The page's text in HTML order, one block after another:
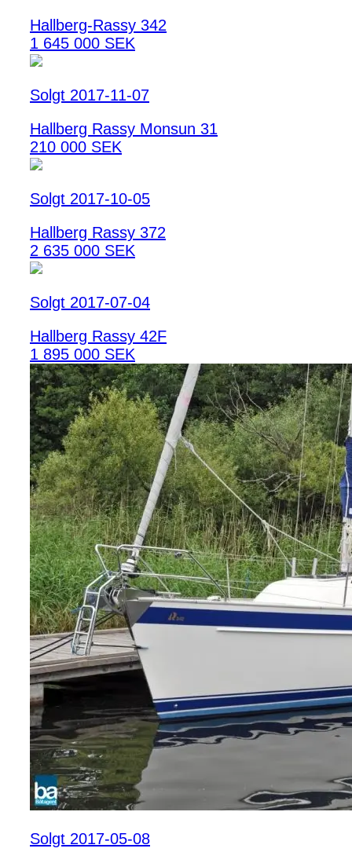
Hallberg-Rassy 342
1 645 000 SEK
Solgt 2017-11-07
Hallberg Rassy Monsun 31
210 000 SEK
Solgt 2017-10-05
Hallberg Rassy 372
2 635 000 SEK
Solgt 2017-07-04
Hallberg Rassy 42F
1 895 000 SEK
Solgt 2017-05-08